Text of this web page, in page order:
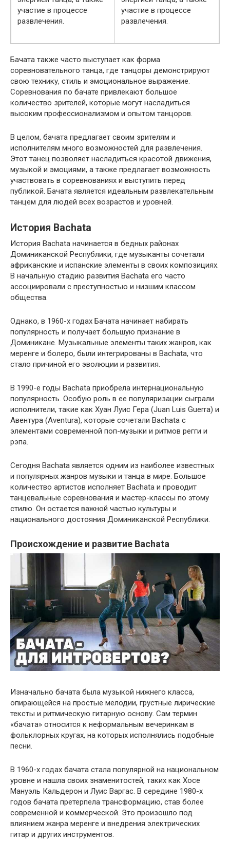
участие в процессе
развлечения.
участие в процессе
развлечения.
Бачата также часто выступает как форма
соревновательного танца, где танцоры демонстрируют
свою технику, стиль и эмоциональное выражение.
Соревнования по бачате привлекают большое
количество зрителей, которые могут насладиться
высоким профессионализмом и опытом танцоров.
В целом, бачата предлагает своим зрителям и
исполнителям много возможностей для развлечения.
Этот танец позволяет насладиться красотой движения,
музыкой и эмоциями, а также предлагает возможность
участвовать в соревнованиях и выступить перед
публикой. Бачата является идеальным развлекательным
танцем для людей всех возрастов и уровней.
История Bachata
История Bachata начинается в бедных районах
Доминиканской Республики, где музыканты сочетали
африканские и испанские элементы в своих композициях.
В начальную стадию развития Bachata его часто
ассоциировали с преступностью и низшим классом
общества.
Однако, в 1960-х годах Бачата начинает набирать
популярность и получает большую признание в
Доминикане. Музыкальные элементы таких жанров, как
меренге и болеро, были интегрированы в Bachata, что
стало причиной его эволюции и развития.
В 1990-е годы Bachata приобрела интернациональную
популярность. Особую роль в ее популяризации сыграли
исполнители, такие как Хуан Луис Гера (Juan Luis Guerra) и
Авентура (Aventura), которые сочетали Bachata с
элементами современной поп-музыки и ритмов регги и
рэпа.
Сегодня Bachata является одним из наиболее известных
и популярных жанров музыки и танца в мире. Большое
количество артистов исполняет Bachata и проводит
танцевальные соревнования и мастер-классы по этому
стилю. Он остается важной частью культуры и
национального достояния Доминиканской Республики.
Происхождение и развитие Bachata
Изначально бачата была музыкой нижнего класса,
опирающейся на простые мелодии, грустные лирические
тексты и ритмическую гитарную основу. Сам термин
«бачата» относится к неформальным вечеринкам в
фольклорных кругах, на которых исполнялись подобные
песни.
В 1960-х годах бачата стала популярной на национальном
уровне и нашла своих знаменитостей, таких как Хосе
Мануэль Кальдерон и Луис Варгас. В середине 1980-х
годов бачата претерпела трансформацию, став более
современной и коммерческой. Это произошло под
влиянием жанра меренге и внедрения электрических
гитар и других инструментов.